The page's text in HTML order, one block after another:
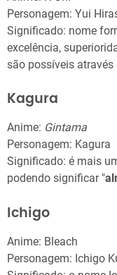
Personagem: Yui
Significado: nome
excelência,
são possíveis através
Kagura
Anime: Gintama
Personagem: Kagura
Significado: é mais
podendo significar "
Ichigo
Anime: Bleach
Personagem: Ichigo